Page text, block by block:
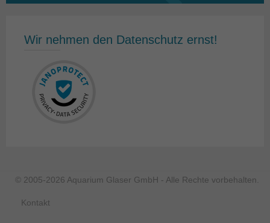
Wir nehmen den Datenschutz ernst!
© 2005-2026 Aquarium Glaser GmbH - Alle Rechte vorbehalten.
Kontakt